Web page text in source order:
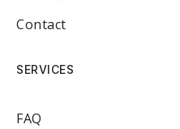
Contact
SERVICES
FAQ